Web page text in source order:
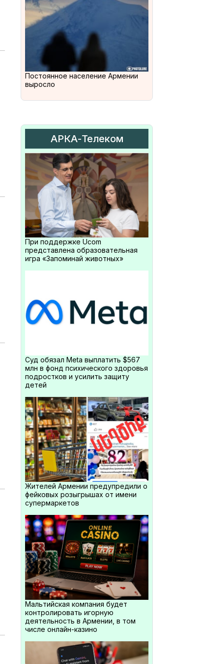
Постоянное население Армении
выросло
АРКА-Телеком
При поддержке Ucom
представлена образовательная
игра «Запоминай животных»
Суд обязал Meta выплатить $567
млн в фонд психического здоровья
подростков и усилить защиту
детей
Жителей Армении предупредили о
фейковых розыгрышах от имени
супермаркетов
Мальтийская компания будет
контролировать игорную
деятельность в Армении, в том
числе онлайн-казино